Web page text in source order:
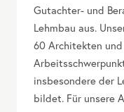
Gutachter- und
Lehmbau aus.
60 Architekten
insbesondere der
bildet. Für unsere